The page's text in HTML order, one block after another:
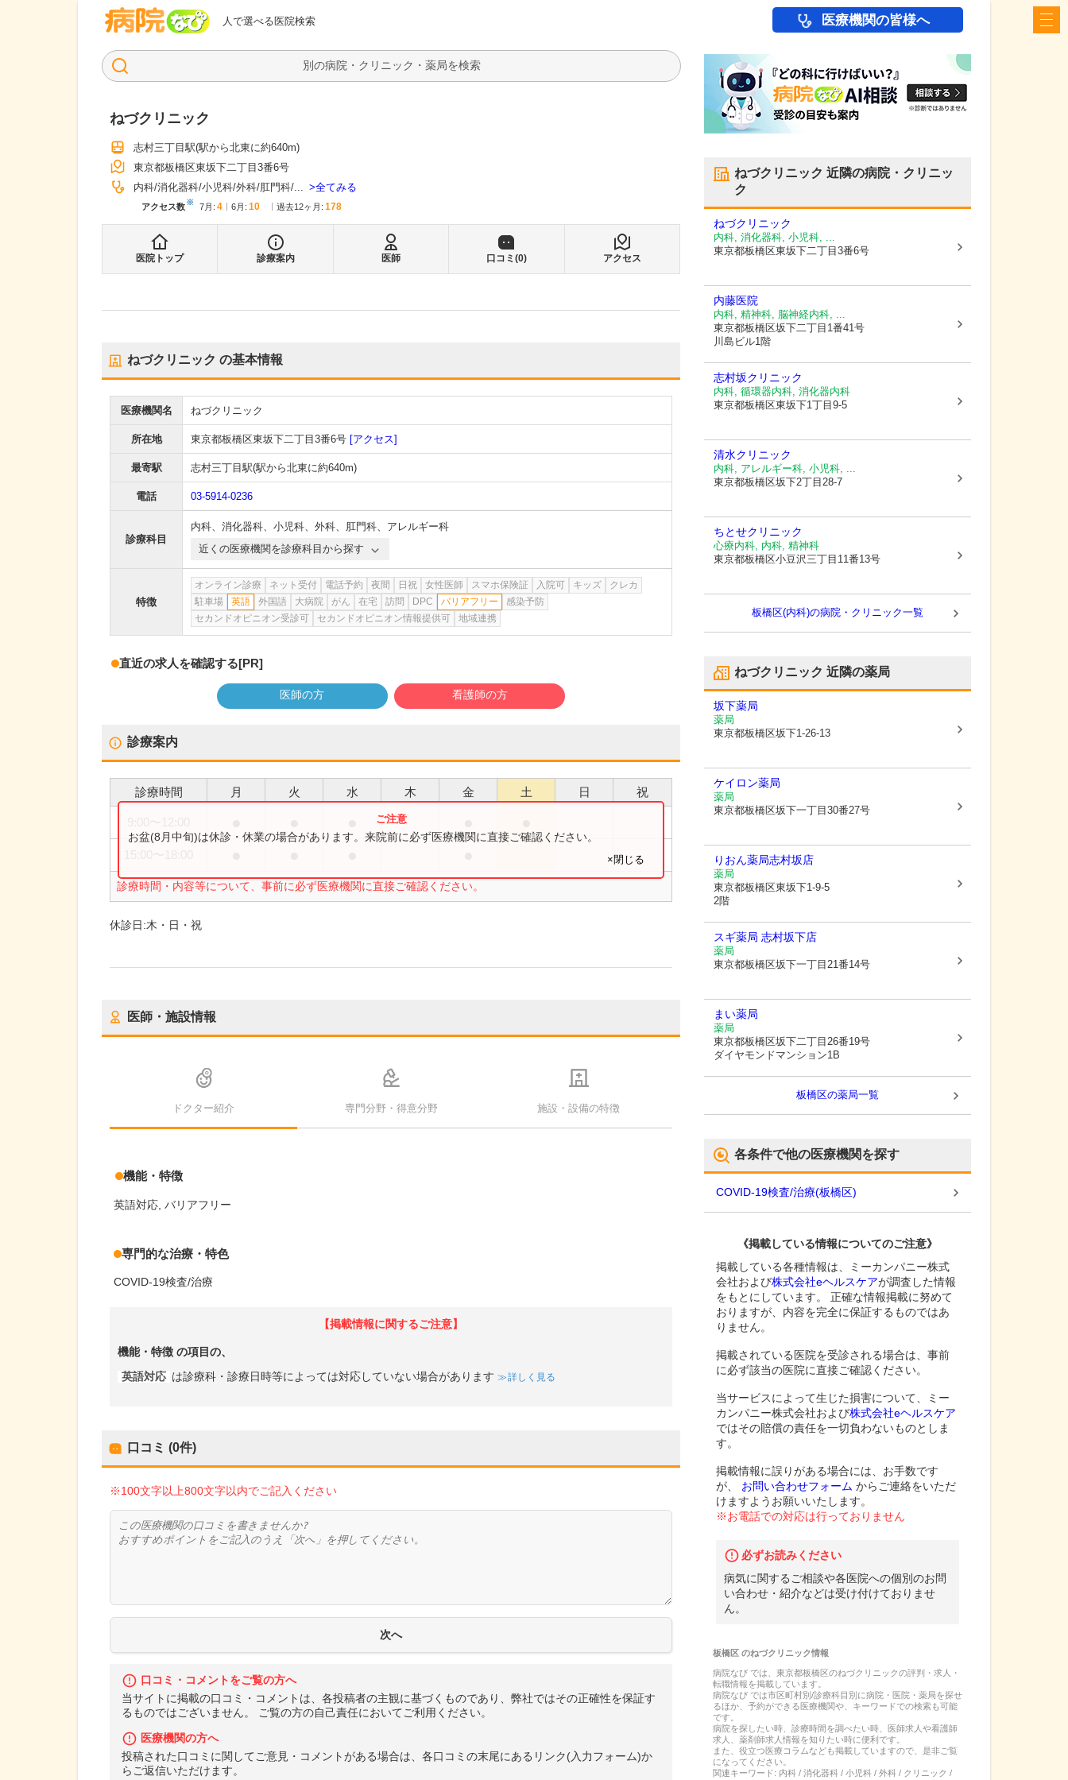
人で選べる医院検索
病院なび 医療機関の皆様へ
検索
ねづクリニック
志村三丁目駅(駅から北東に約640m)
東京都板橋区東坂下二丁目3番6号
内科 消化器科 小児科 外科 肛門科 ... 全てみる
アクセス数※ 7月 : 4 6月 : 10 過去12ヶ月: 178
医院トップ 診療案内 医師 口コミ(0) アクセス
ねづクリニック の基本情報
医療機関名 ねづクリニック
所在地 東京都板橋区東坂下二丁目3番6号 [アクセス]
最寄駅 志村三丁目駅(駅から北東に約640m)
電話 03-5914-0236
診療科目
内科、 消化器科、 小児科、 外科、 肛門科、 アレルギー科
近くの医療機関を診療科目から探す
特徴
オンライン診療 ネット受付 電話予約 夜間 日祝 女性医師 スマホ保険証 入院可 キッズ
クレカ
駐車場
英語 外国語 大病院 がん 在宅 訪問 DPC バリアフリー
感染予防
セカンドオピニオン受診可
セカンドオピニオン情報提供可 地域連携
直近の求人を確認する[PR]
医師の方 看護師の方
診療案内
診療時間 月 火 水 木 金 土 日 祝
診療時間・内容等について、事前に必ず医療機関に直接ご確認ください。
お盆(8月中旬)は休診・休業の場合があります。来院前に必ず医療機関に直接ご確認ください。
×閉じる
休診日:木・日・祝
医師・施設情報
ドクター紹介 専門分野・得意分野 施設・設備の特徴
機能・特徴
英語対応 バリアフリー
専門的な治療・特色
COVID-19検査/治療
【掲載情報に関するご注意】
機能・特徴 の項目の、
英語対応 は診療科・診療日時等によっては対応していない場合があります 詳しく見る
口コミ (0件)
※100文字以上800文字以内でご記入ください
口コミ・コメントをご覧の方へ
当サイトに掲載の口コミ・コメントは、各投稿者の主観に基づくものであり、弊社ではその正確性を保証す
るものではございません。 ご覧の方の自己責任においてご利用ください。
医療機関の方へ
投稿された口コミに関してご意見・コメントがある場合は、各口コミの末尾にあるリンク(入力フォーム)か
らご返信いただけます。
ねづクリニック 近隣の病院・クリニッ
ク
ねづクリニック
内科, 消化器科, 小児科, ...
東京都板橋区東坂下二丁目3番6号
内藤医院
内科, 精神科, 脳神経内科, ...
東京都板橋区坂下二丁目1番41号
川島ビル1階
志村坂クリニック
内科, 循環器内科, 消化器内科
東京都板橋区東坂下1丁目9-5
清水クリニック
内科, アレルギー科, 小児科, ...
東京都板橋区坂下2丁目28-7
ちとせクリニック
心療内科, 内科, 精神科
東京都板橋区小豆沢三丁目11番13号
板橋区(内科)の病院・クリニック一覧
ねづクリニック 近隣の薬局
坂下薬局
薬局
東京都板橋区坂下1-26-13
ケイロン薬局
薬局
東京都板橋区坂下一丁目30番27号
りおん薬局志村坂店
薬局
東京都板橋区東坂下1-9-5
2階
スギ薬局 志村坂下店
薬局
東京都板橋区坂下一丁目21番14号
まい薬局
薬局
東京都板橋区坂下二丁目26番19号
ダイヤモンドマンション1B
板橋区の薬局一覧
各条件で他の医療機関を探す
COVID-19検査/治療(板橋区)
《掲載している情報についてのご注意》
掲載している各種情報は、ミーカンパニー株式
会社および株式会社eヘルスケアが調査した情報
をもとにしています。 正確な情報掲載に努めて
おりますが、内容を完全に保証するものではあ
りません。
掲載されている医院を受診される場合は、事前
に必ず該当の医院に直接ご確認ください。
当サービスによって生じた損害について、ミー
カンパニー株式会社および株式会社eヘルスケア
ではその賠償の責任を一切負わないものとしま
す。
掲載情報に誤りがある場合には、お手数です
が、
お問い合わせフォーム からご連絡をいただ
けますようお願いいたします。
※お電話での対応は行っておりません
必ずお読みください
病気に関するご相談や各医院への個別のお問
い合わせ・紹介などは受け付けておりませ
ん。
板橋区のねづクリニック情報
病院なび では、 東京都板橋区のねづクリニックの評判・求人・
転職情報を掲載しています。
病院なび では市区町村別/診療科目別に病院・医院・薬局を探せ
るほか、予約ができる医療機関や、キーワードでの検索も可能
です。
病院を探したい時、診療時間を調べたい時、医師求人や看護師
求人、薬剤師求人情報を知りたい時に便利です。
また、役立つ医療コラムなども掲載していますので、是非ご覧
になってください。
関連キーワード: 内科 / 消化器科 / 小児科 / 外科 / クリニック /